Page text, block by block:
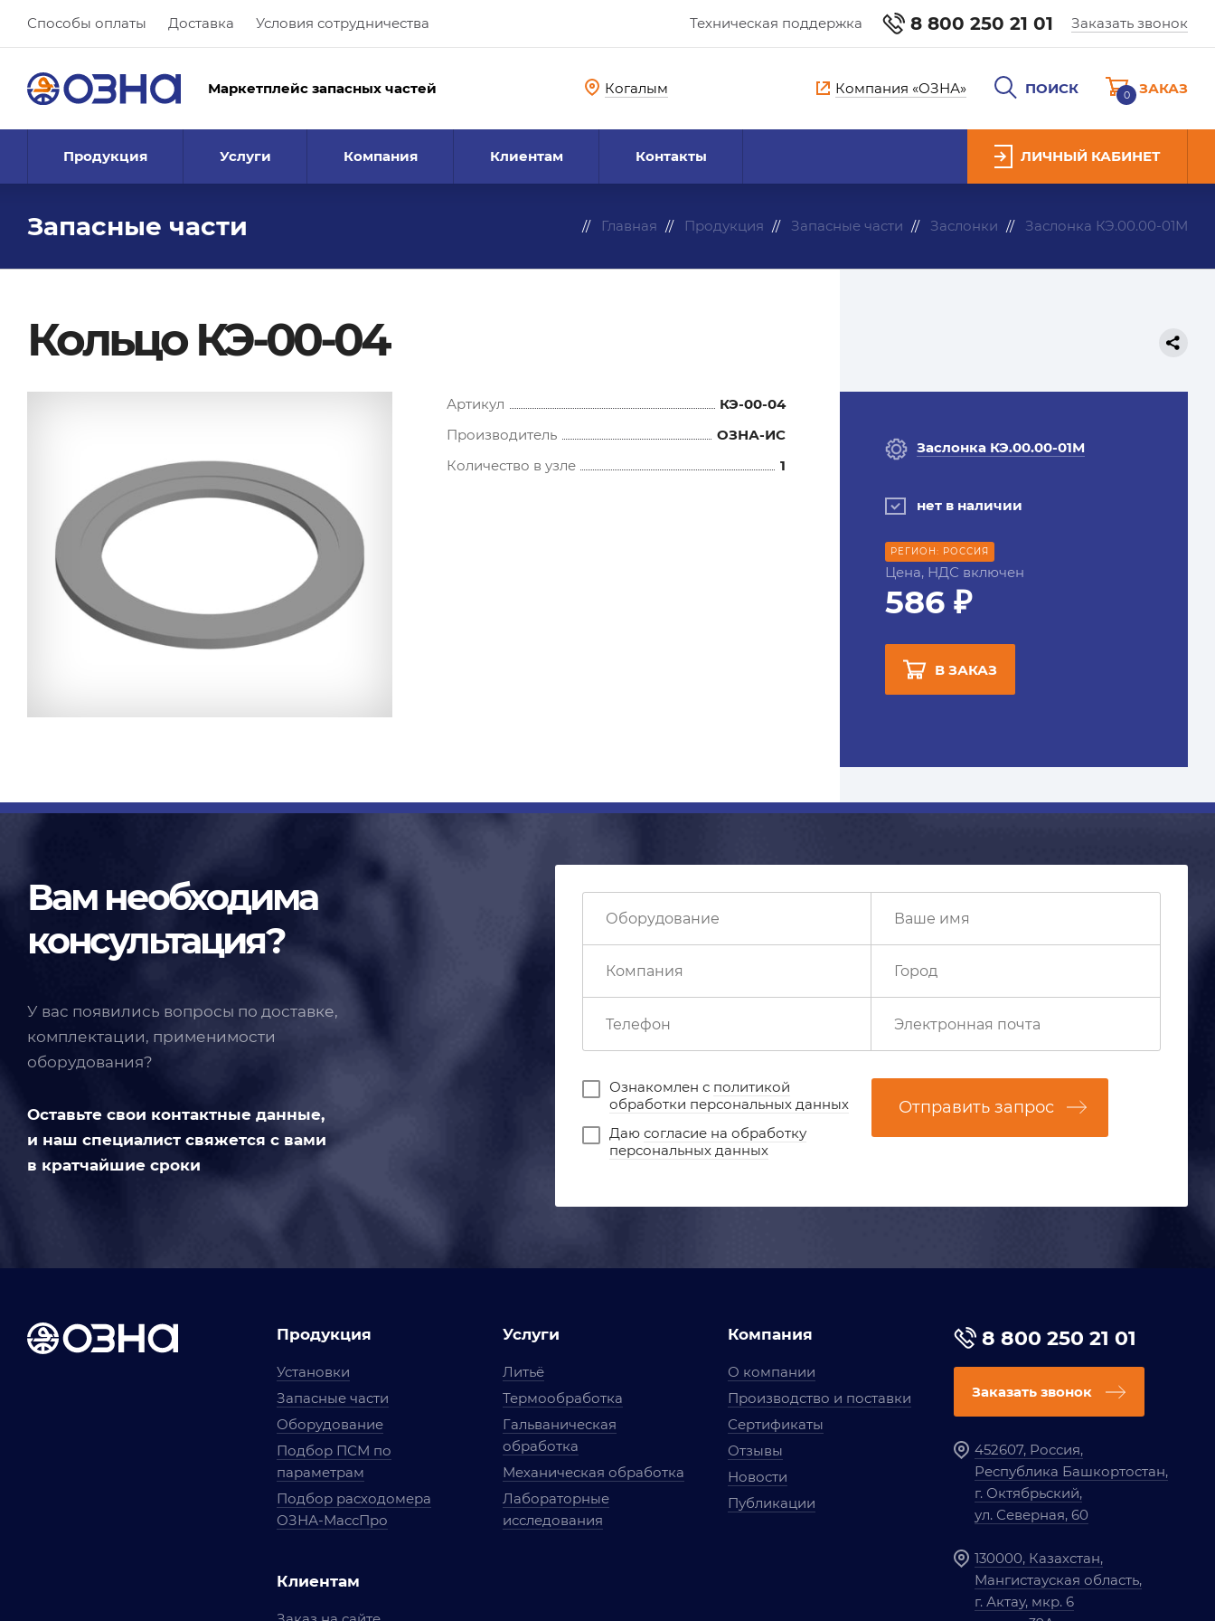
Способы оплаты Доставка Условия сотрудничества Техническая поддержка 8 800 250 21 01 Заказать звонок
Маркетплейс запасных частей Когалым Компания «ОЗНА» ПОИСК 0 ЗАКАЗ
Продукция Услуги Компания Клиентам Контакты ЛИЧНЫЙ КАБИНЕТ
Запасные части Главная Продукция Запасные части Заслонки Заслонка КЭ.00.00-01М
Кольцо КЭ-00-04
Артикул
КЭ-00-04
Производитель
ОЗНА-ИС
Количество в узле
1
Заслонка КЭ.00.00-01М
нет в наличии
РЕГИОН: РОССИЯ
Цена, НДС включен
586 ₽
В ЗАКАЗ
Вам необходима
консультация?
У вас появились вопросы по доставке,
комплектации, применимости
оборудования?
Оставьте свои контактные данные,
и наш специалист свяжется с вами
в кратчайшие сроки
Ознакомлен с политикой
обработки персональных данных
Даю согласие на обработку
персональных данных
Отправить запрос
Продукция
Установки
Запасные части
Оборудование
Подбор ПСМ по
параметрам
Подбор расходомера
ОЗНА-МассПро
Клиентам
Услуги
Литьё
Термообработка
Гальваническая
обработка
Механическая обработка
Лабораторные
исследования
Компания
О компании
Производство и поставки
Сертификаты
Отзывы
Новости
Публикации
8 800 250 21 01
Заказать звонок
452607, Россия,
Республика Башкортостан,
г. Октябрьский,
ул. Северная, 60
130000, Казахстан,
Мангистауская область,
г. Актау, мкр. 6